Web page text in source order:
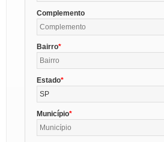
Complemento
Bairro
Estado
SP
Município